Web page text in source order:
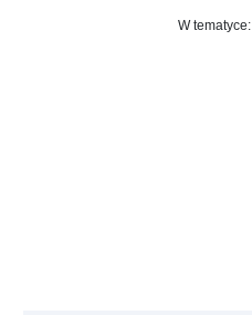
W tematyce: